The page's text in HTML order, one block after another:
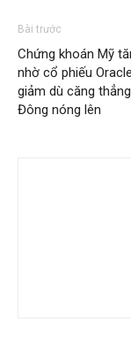
Bài trước
Chứng khoán Mỹ
nhờ cổ phiếu
giảm dù căng
Đông nóng lên